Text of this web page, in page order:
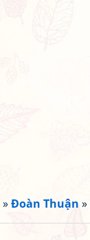
»Đoàn Thuận »